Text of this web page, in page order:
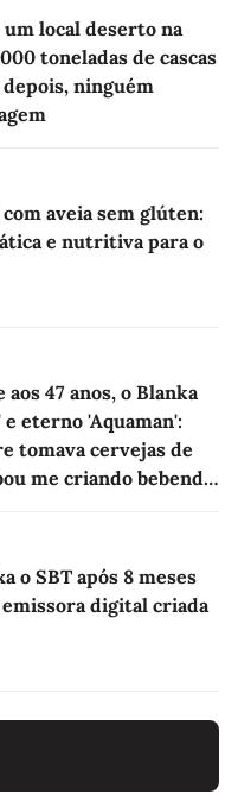
um local deserto na
toneladas de cascas
depois, ninguém
com aveia sem glúten:
e nutritiva para o
aos 47 anos, o Blanka
eterno 'Aquaman':
tomava cervejas de
me criando bebendo
o SBT após 8 meses
digital criada